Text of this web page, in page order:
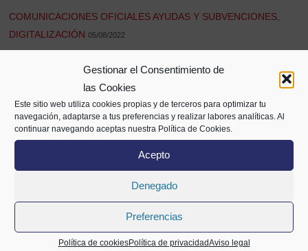
Gestionar el Consentimiento de
las Cookies
Este sitio web utiliza cookies propias y de terceros para optimizar tu
navegación, adaptarse a tus preferencias y realizar labores analíticas. Al
continuar navegando aceptas nuestra Política de Cookies.
Acepto
Denegado
Preferencias
Política de cookiesPolítica de privacidadAviso legal
COMUNICACIONES OFICIALES AYUDAS Y SUBVENCIONES,
DIGITALIZACIÓN05/08/2022
Alameda Mazarredo 69,